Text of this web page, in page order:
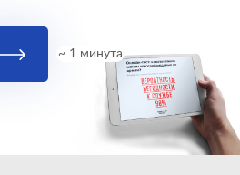
~ 1 минута